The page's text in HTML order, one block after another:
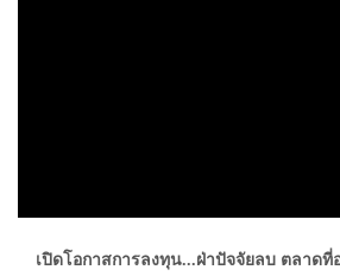
เปิดโอกาสการลงทุน...ฝ่าปัจจัยลบ ตลาดที่